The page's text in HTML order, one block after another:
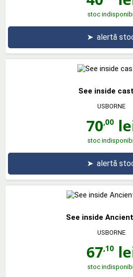
stoc
➤ alertă
See inside
USBORNE
70,00
stoc
➤ alertă
See inside
USBORNE
67,10
stoc